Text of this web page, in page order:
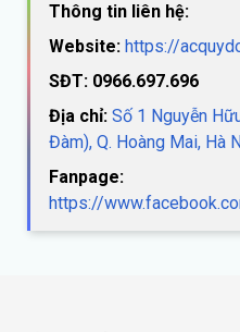
Thông tin liên hệ:
Website: https://
SĐT: 0966.697.696
Địa chỉ: Số 1 Nguyễn
Đàm), Q. Hoàng Mai, Hà
Fanpage:
https://